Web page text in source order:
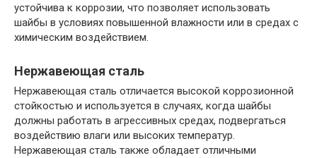
устойчива к коррозии, что позволяет использовать
шайбы в условиях повышенной влажности или в средах с
химическим воздействием.
Нержавеющая сталь
Нержавеющая сталь отличается высокой коррозионной
стойкостью и используется в случаях, когда шайбы
должны работать в агрессивных средах, подвергаться
воздействию влаги или высоких температур.
Нержавеющая сталь также обладает отличными